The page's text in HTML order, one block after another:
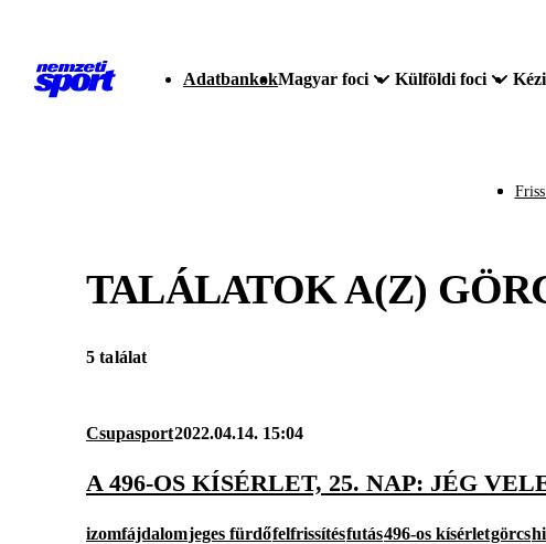
AdatbankokMagyar foci Külföldi foci Kézi
TALÁLATOK A(Z)
5 találat
Csupasport2022.04.14. 15:04
A 496-OS KÍSÉRLET, 25. NAP: JÉG
izomfájdalomjeges fürdőfelfrissítésfutás496-os kísérletgörcs